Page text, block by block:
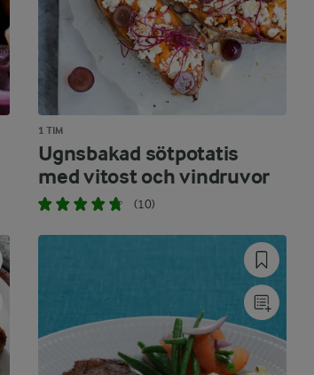
1 TIM
Ugnsbakad sötpotatis
med vitost och vindruvor
(10)